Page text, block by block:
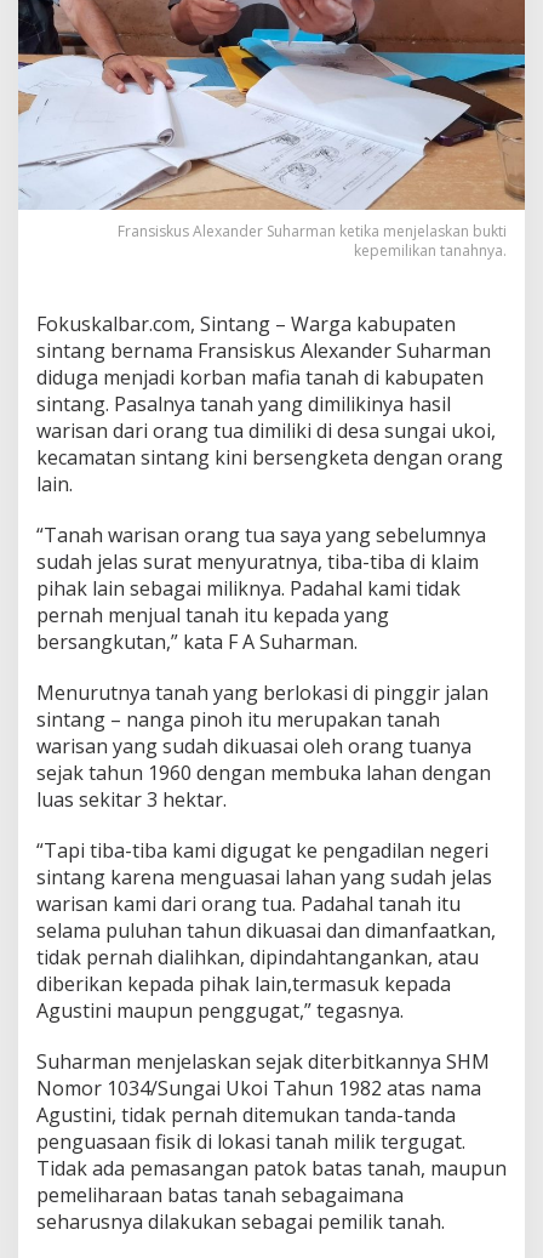
d
i
K
o
a
n
M
a
f
a
n
a
h
Fransiskus Alexander Suharman ketika menjelaskan bukti
kepemilikan tanahnya.
Fokuskalbar.com, Sintang – Warga kabupaten
sintang bernama Fransiskus Alexander Suharman
diduga menjadi korban mafia tanah di kabupaten
sintang. Pasalnya tanah yang dimilikinya hasil
warisan dari orang tua dimiliki di desa sungai ukoi,
kecamatan sintang kini bersengketa dengan orang
lain.
“Tanah warisan orang tua saya yang sebelumnya
sudah jelas surat menyuratnya, tiba-tiba di klaim
pihak lain sebagai miliknya. Padahal kami tidak
pernah menjual tanah itu kepada yang
bersangkutan,” kata F A Suharman.
Menurutnya tanah yang berlokasi di pinggir jalan
sintang – nanga pinoh itu merupakan tanah
warisan yang sudah dikuasai oleh orang tuanya
sejak tahun 1960 dengan membuka lahan dengan
luas sekitar 3 hektar.
“Tapi tiba-tiba kami digugat ke pengadilan negeri
sintang karena menguasai lahan yang sudah jelas
warisan kami dari orang tua. Padahal tanah itu
selama puluhan tahun dikuasai dan dimanfaatkan,
tidak pernah dialihkan, dipindahtangankan, atau
diberikan kepada pihak lain,termasuk kepada
Agustini maupun penggugat,” tegasnya.
Suharman menjelaskan sejak diterbitkannya SHM
Nomor 1034/Sungai Ukoi Tahun 1982 atas nama
Agustini, tidak pernah ditemukan tanda-tanda
penguasaan fisik di lokasi tanah milik tergugat.
Tidak ada pemasangan patok batas tanah, maupun
pemeliharaan batas tanah sebagaimana
seharusnya dilakukan sebagai pemilik tanah.